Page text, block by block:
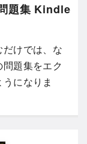
題集 Kindle
だけでは、な
題集をエク
になりま